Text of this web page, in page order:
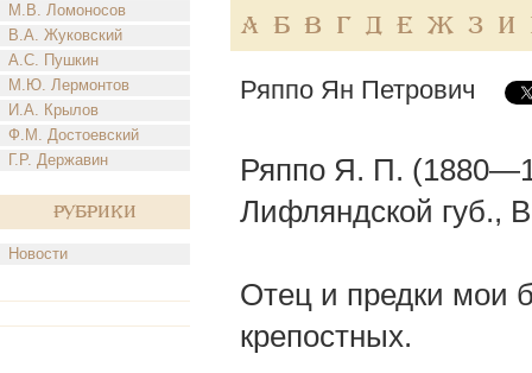
М.В. Ломоносов
В.А. Жуковский
А.С. Пушкин
М.Ю. Лермонтов
И.А. Крылов
Ф.М. Достоевский
Г.Р. Державин
Рубрики
Новости
А Б В Г Д Е Ж З И
Ряппо Ян Петрович
Ряппо Я. П.
Лифляндской губ.,
Отец и предки мои
крепостных.